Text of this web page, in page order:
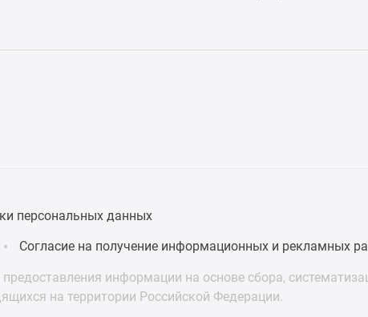
персональных данных
Согласие на получение информационных и рекламных
информации на основе сбора,
на территории Российской Федерации.